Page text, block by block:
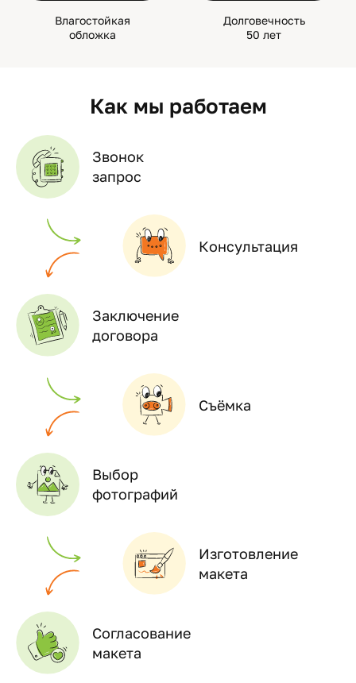
Влагостойкая
обложка
Долговечность
50 лет
Как мы работаем
Звонок
запрос
Консультация
Заключение
договора
Съёмка
Выбор
фотографий
Изготовление
макета
Согласование
макета